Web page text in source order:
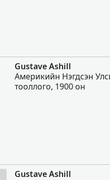
Gustave Ashill
Америкийн Нэгдсэн
тооллого, 1900 он
Gustave Ashill